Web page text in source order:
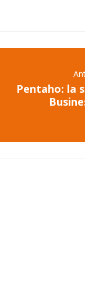
Pentaho: la